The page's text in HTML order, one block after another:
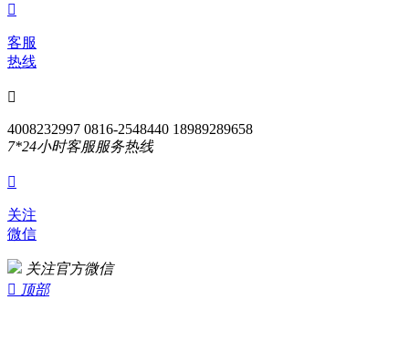

客服
热线

4008232997 0816-2548440 18989289658
7*24小时客服服务热线

关注
微信
关注官方微信
 顶部